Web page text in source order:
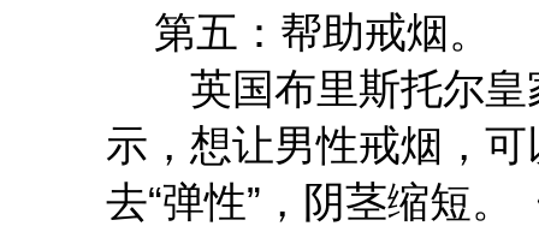
第五：帮助戒烟。
英国布里斯托尔皇
示，想让男性戒烟，
去“弹性”，阴茎缩短